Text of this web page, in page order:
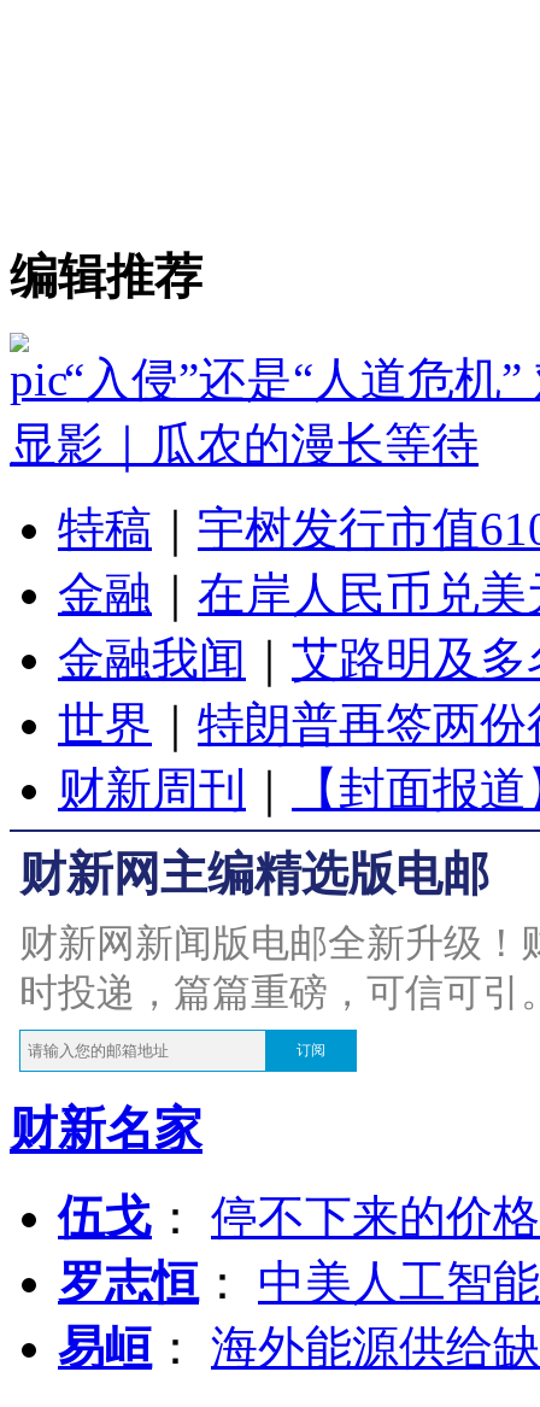
编辑推荐
“入侵”还是“人道危机
显影｜瓜农的漫长等待
特稿
宇树发行市值
金融
在岸人民币兑
金融我闻
艾路明及
世界
特朗普再签两
财新周刊
【封面报
财新网主编精选版电邮
财新网新闻版电邮全新升级
时投递，篇篇重磅，可信可引
订阅
财新名家
伍戈 ： 停不下来的价
罗志恒 ： 中美人工智
易峘 ： 海外能源供给